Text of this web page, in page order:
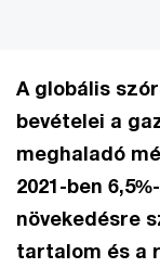
A globális
bevételei a
meghaladó
2021-ben
növekedésre
tartalom és a